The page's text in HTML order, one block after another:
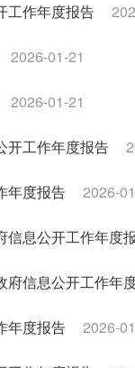
工作年度报告
2026-01-21
2026-01-21
开工作年度报告
年度报告 2026-
信息公开工作年度
府信息公开工作年
年度报告 2026-